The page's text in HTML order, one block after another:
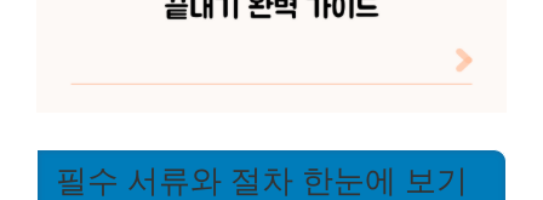
필수 서류와 절차 한눈에 보기